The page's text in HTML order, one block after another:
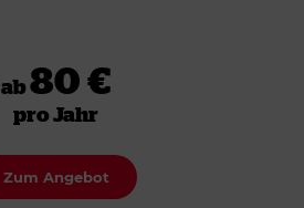
ab80 €
pro Jahr
Zum Angebot